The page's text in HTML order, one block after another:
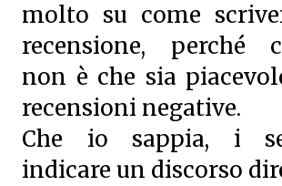
molto su come
recensione, perché
non è che sia
recensioni negative.
Che io sappia, i
indicare un discorso